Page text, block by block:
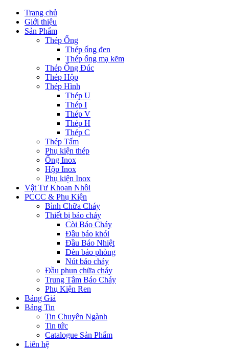
Trang chủ
Giới thiệu
Sản Phẩm
Thép Ống
Thép ống đen
Thép ống mạ kẽm
Thép Ống Đúc
Thép Hộp
Thép Hình
Thép U
Thép I
Thép V
Thép H
Thép C
Thép Tấm
Phụ kiện thép
Ống Inox
Hộp Inox
Phụ kiện Inox
Vật Tư Khoan Nhồi
PCCC & Phụ Kiện
Bình Chữa Cháy
Thiết bị báo cháy
Còi Báo Cháy
Đầu báo khói
Đầu Báo Nhiệt
Đèn báo phòng
Nút báo cháy
Đầu phun chữa cháy
Trung Tâm Báo Cháy
Phụ Kiện Ren
Bảng Giá
Bảng Tin
Tin Chuyên Ngành
Tin tức
Catalogue Sản Phẩm
Liên hệ